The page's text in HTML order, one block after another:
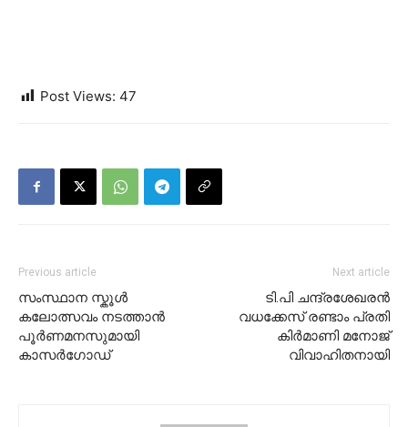
Post Views: 47
Previous article
സംസ്ഥാന സ്കൂൾ
കലോത്സവം നടത്താന്‍
പൂര്‍ണമനസുമായി
കാസര്‍ഗോഡ്
Next article
ടി.പി ചന്ദ്രശേഖരന്‍
വധക്കേസ് രണ്ടാം പ്രതി
കിര്‍മാണി മനോജ്
വിവാഹിതനായി